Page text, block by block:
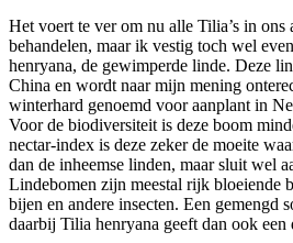
Het voert te ver om nu alle Tilia’s in ons
behandelen, maar ik vestig toch wel
henryana, de gewimperde linde. Deze
China en wordt naar mijn mening
winterhard genoemd voor aanplant in
Voor de biodiversiteit is deze boom
nectar-index is deze zeker de moeite
dan de inheemse linden, maar sluit wel
Lindebomen zijn meestal rijk bloeiende
bijen en andere insecten. Een gemengd
daarbij Tilia henryana geeft dan ook